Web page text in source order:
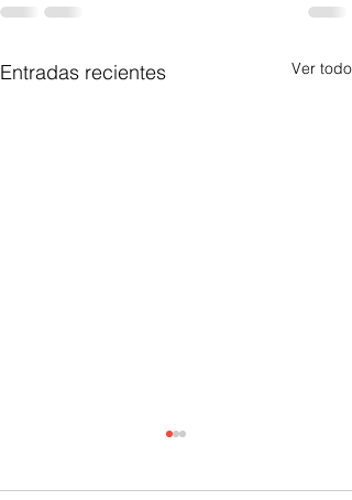
Entradas recientes Ver todo